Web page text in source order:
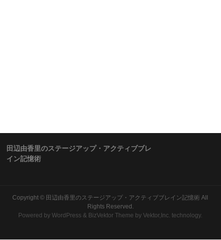
田辺由香里のステージアップ・アクティブブレ
イン記憶術
Copyright © 田辺由香里のステージアップ・アクティブブレイン記憶術 All
Rights Reserved.
Powered byWordPress & BizVektor Theme by Vektor,Inc. technology.